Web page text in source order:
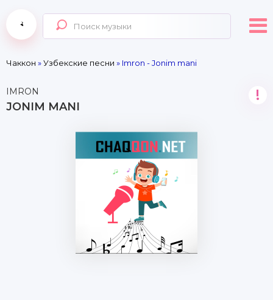
Чаккон »Узбекские песни » Imron - Jonim mani
IMRON
JONIM MANI
!